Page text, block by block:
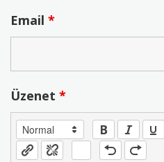
Email *
Üzenet *